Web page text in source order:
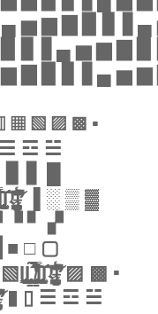
▅ ▆ ▇ ▉ ▊ ▋▄
▉ ▊ ▋▄ ▅ ▆ ▇ ▉
▆ ▇ ▉ ▊ ▋▄ ▅ ▆
▦ ▧ ▨ ▩ ▪
☰ ☲ ☱
▋ █
▐ ░ ▒ ▓
▝ ▘ ▞
■ □ ▢
▨ ▩ ▪
▮ ▯ ☰ ☲ ☱